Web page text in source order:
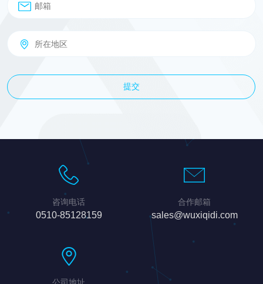
提交
咨询电话
0510-85128159
合作邮箱
sales@wuxiqidi.com